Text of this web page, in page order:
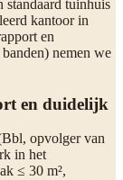
standaard tuinhuis
kantoor in
en
nemen we
en duidelijk
opvolger van
in het
≤ 30 m²,